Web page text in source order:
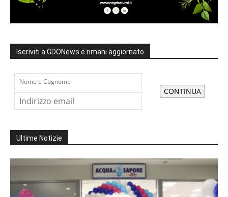
Iscriviti a GDONews e rimani aggiornato
Ultime Notizie